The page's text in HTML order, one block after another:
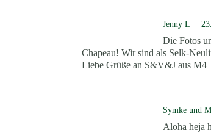
Jenny L
Die Fotos
Chapeau! Wir sind als Selk-
Liebe Grüße an S&V&J aus M4
Symke und
Aloha heja